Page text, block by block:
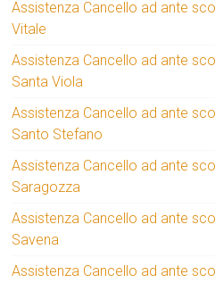
Assistenza Cancello ad ante
Vitale
Assistenza Cancello ad ante
Santa Viola
Assistenza Cancello ad ante
Santo Stefano
Assistenza Cancello ad ante
Saragozza
Assistenza Cancello ad ante
Savena
Assistenza Cancello ad ante